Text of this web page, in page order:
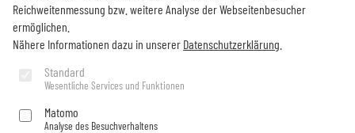
Newsletter
Would you like to stay up to date on all Becker things?
Subscribe now
Reichweitenmessung bzw. weitere Analyse der Webseitenbesucher
ermöglichen.
Nähere Informationen dazu in unserer Datenschutzerklärung
Standard
Wesentliche Services und Funktionen
Matomo
Analyse des Besuchverhaltens